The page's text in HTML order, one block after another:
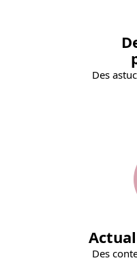
Des
Des